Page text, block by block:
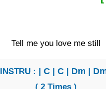
Tell me you love me still
INSTRU : | C| C| Dm |
( 2 Times )